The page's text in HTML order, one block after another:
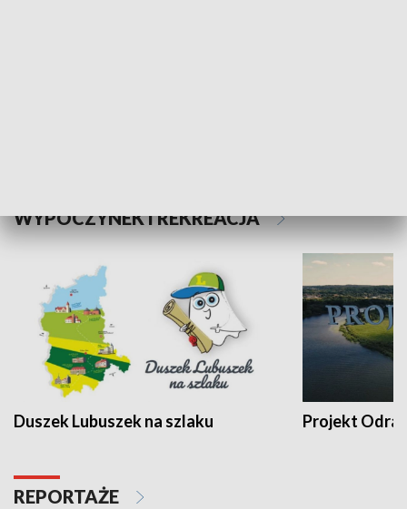
WYPOCZYNEK I REKREACJA
Duszek Lubuszek na szlaku Projekt Odra
REPORTAŻE